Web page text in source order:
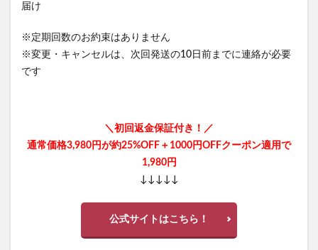
届け
※定期回数のお約束はありません
※変更・キャンセルは、次回発送の10日前までに連絡が必要
です
＼初回返金保証付き！／
通常価格3,980円が約25%OFF＋1000円OFFクーポン適用で
1,980円
↓↓↓↓↓
公式サイトはこちら！